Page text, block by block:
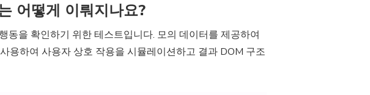
어떻게 이뤄지나요?
동을 확인하기 위한 테스트입니다. 모의 데이터를 제공하여
용하여 사용자 상호 작용을 시뮬레이션하고 결과 DOM 구조